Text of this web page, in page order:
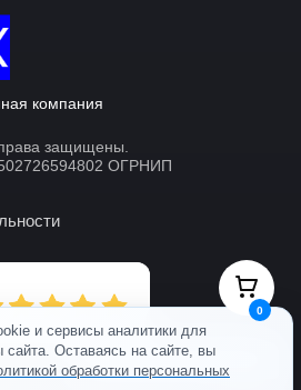
компания
защищены.
ОГРНИП
и сервисы аналитики для
сайта. Оставаясь на сайте, вы
обработки персональных
0
Готовы ответить онлайн